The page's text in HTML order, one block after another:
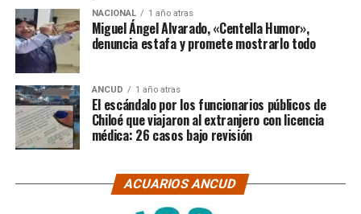
NACIONAL 1 año atras
Miguel Ángel Alvarado, «Centella Humor»,
denuncia estafa y promete mostrarlo todo
ANCUD 1 año atras
El escándalo por los funcionarios públicos de
Chiloé que viajaron al extranjero con licencia
médica: 26 casos bajo revisión
ACUARIOS ANCUD